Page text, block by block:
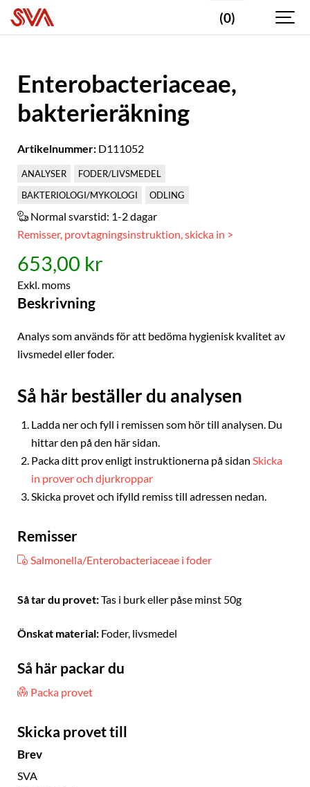
(0)
Enterobacteriaceae,
bakterieräkning
Artikelnummer: D111052
ANALYSER
FODER/LIVSMEDEL
BAKTERIOLOGI/MYKOLOGI
ODLING
Normal svarstid: 1-2 dagar
Remisser, provtagningsinstruktion, skicka in >
653,00 kr
Exkl. moms
Beskrivning
Analys som används för att bedöma hygienisk kvalitet av
livsmedel eller foder.
Så här beställer du analysen
Ladda ner och fyll i remissen som hör till analysen. Du
hittar den på den här sidan.
Packa ditt prov enligt instruktionerna på sidan Skicka
in prover och djurkroppar
Skicka provet och ifylld remiss till adressen nedan.
Remisser
Salmonella/Enterobacteriaceae i foder
Så tar du provet:Tas i burk eller påse minst 50g
Önskat material: Foder, livsmedel
Så här packar du
Packa provet
Skicka provet till
Brev
SVA